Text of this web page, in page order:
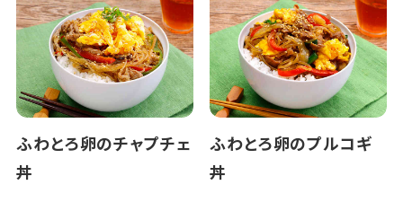
ふわとろ卵のチャプチェ
丼
ふわとろ卵のプルコギ
丼